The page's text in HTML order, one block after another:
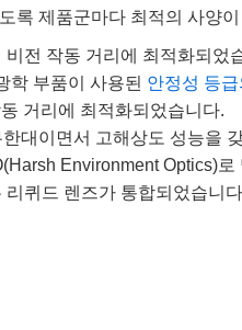
록 제품군마다 최적의 사양
전 작동 거리에 최적화되었
학 부품이 사용된 안정성 등급
거리에 최적화되었습니다.
대이면서 고해상도 성능을
Environment Optics)로
퀴드 렌즈가 통합되었습니